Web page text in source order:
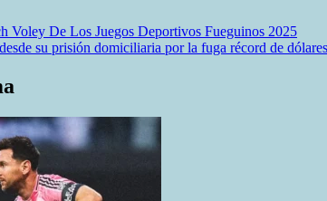
Voley De Los Juegos Deportivos Fueguinos 2025
su prisión domiciliaria por la fuga récord de dólares